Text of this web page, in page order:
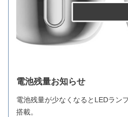
電池残量お知らせ
電池残量が少なくなるとLEDラン
搭載。